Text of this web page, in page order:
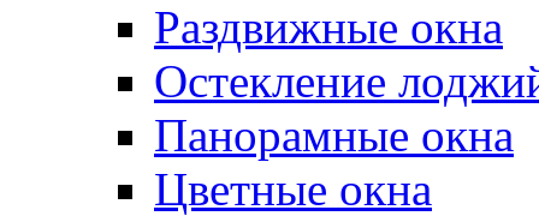
Раздвижные окна
Остекление
Панорамные окна
Цветные окна